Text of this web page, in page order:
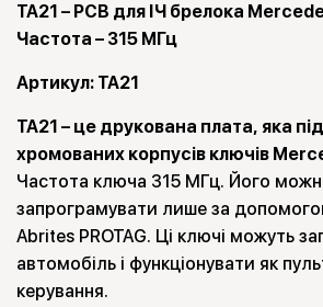
TA21 – PCB для ІЧ брелока
Частота – 315 МГц
Артикул: TA21
TA21 – це друкована плата, яка
хромованих корпусів ключів
Частота ключа 315 МГц. Його
запрограмувати лише за
Abrites PROTAG. Ці ключі можуть
автомобіль і функціонувати як
керування.